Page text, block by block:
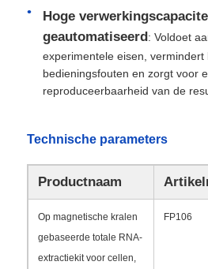
Producten
Hoge
geautomatiseerd : Voldoet
experimentele eisen, vermindert
bedieningsfouten en zorgt voor
reproduceerbaarheid van de
Technische parameters
Productnaam
Op magnetische kralen
gebaseerde totale RNA-
extractiekit voor cellen,
FP106